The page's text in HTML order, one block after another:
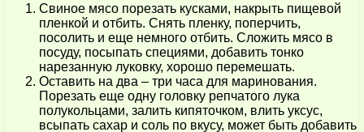
Свиное мясо порезать кусками, накрыть пищевой
пленкой и отбить. Снять пленку, поперчить,
посолить и еще немного отбить. Сложить мясо в
посуду, посыпать специями, добавить тонко
нарезанную луковку, хорошо перемешать.
Оставить на два – три часа для маринования.
Порезать еще одну головку репчатого лука
полукольцами, залить кипяточком, влить уксус,
всыпать сахар и соль по вкусу, может быть добавить